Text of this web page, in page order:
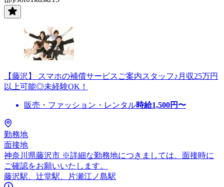
【藤沢】 スマホの補償サービスご案内スタッフ♪月収25万円
以上可能◎未経験OK！
販売・ファッション・レンタル時給1,500円〜
勤務地
面接地
神奈川県藤沢市 ※詳細な勤務地につきましては、面接時に
ご確認をお願いいたします。
藤沢駅、辻堂駅、片瀬江ノ島駅